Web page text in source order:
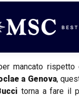
mancato
a Genova,
torna a fare il